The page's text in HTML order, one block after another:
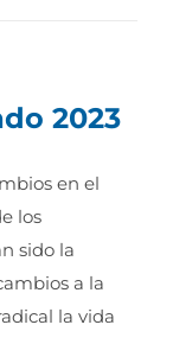
2023
en el
los
sido la
a la
la vida